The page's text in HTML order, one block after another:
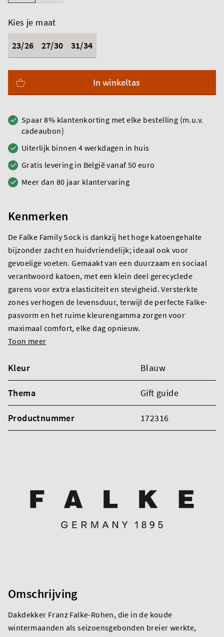
Kies je maat
23/26
27/30 31/34
In winkeltas
Spaar 8% klantenkorting met elke bestelling (m.u.v.
cadeaubon)
Uiterlijk binnen 4 werkdagen in huis
Gratis levering in België vanaf 50 euro
Meer dan 80 jaar klantervaring
Kenmerken
De Falke Family Sock is dankzij het hoge katoengehalte
bijzonder zacht en huidvriendelijk; ideaal ook voor
gevoelige voeten. Gemaakt van een duurzaam en sociaal
verantwoord katoen, met een klein deel gerecyclede
garens voor extra elasticiteit en stevigheid. Versterkte
zones verhogen de levensduur, terwijl de perfecte Falke-
pasvorm en het ruime kleurengamma zorgen voor
maximaal comfort, elke dag opnieuw.
Toon meer
Kleur Blauw
Thema Gift guide
Productnummer 172316
Omschrijving
Dakdekker Franz Falke-Rohen, die in de koude
wintermaanden als seizoensgebonden breier werkte,